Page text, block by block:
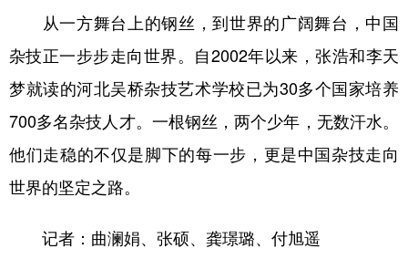
Русский язык 日本語 한국어
Deutsch Português
从一方舞台上的钢丝，到世界的广阔舞台，中国
杂技正一步步走向世界。自2002年以来，张浩和李天
梦就读的河北吴桥杂技艺术学校已为30多个国家培养
700多名杂技人才。一根钢丝，两个少年，无数汗水。
他们走稳的不仅是脚下的每一步，更是中国杂技走向
世界的坚定之路。
记者：曲澜娟、张硕、龚璟璐、付旭遥